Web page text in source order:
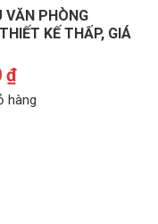
VĂN PHÒNG
KẾ THẤP, GIÁ
₫
hàng